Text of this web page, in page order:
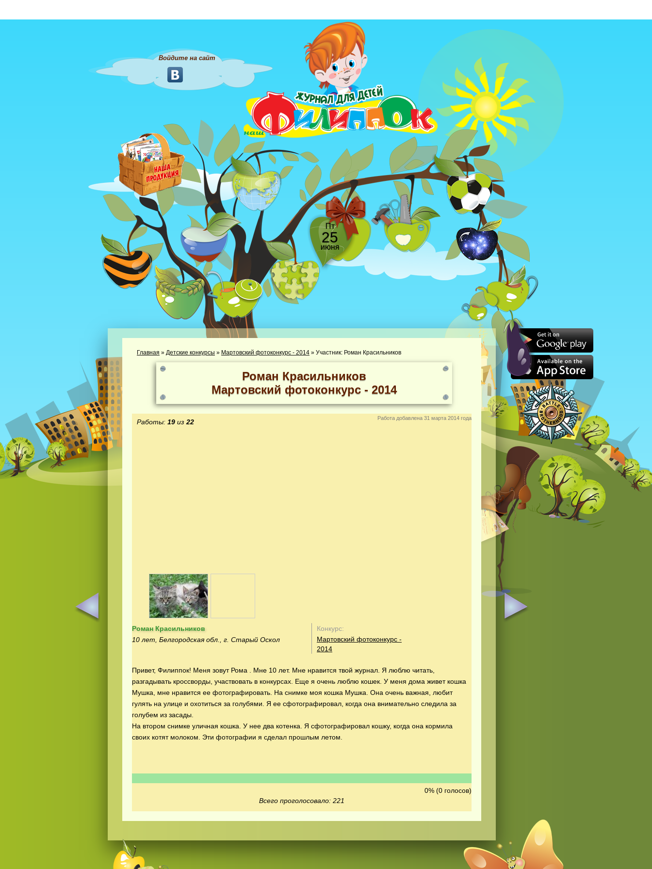
Войдите на сайт
Пт
25
июня
Главная » Детские конкурсы » Мартовский фотоконкурс - 2014 » Участник: Роман Красильников
Роман Красильников
Мартовский фотоконкурс - 2014
Работы: 19 из 22 Работа добавлена 31 марта 2014 года
Роман Красильников
10 лет, Белгородская обл., г. Старый Оскол
Конкурс:
Мартовский фотоконкурс -
2014
Привет, Филиппок! Меня зовут Рома . Мне 10 лет. Мне нравится твой журнал. Я люблю читать,
разгадывать кроссворды, участвовать в конкурсах. Еще я очень люблю кошек. У меня дома живет кошка
Мушка, мне нравится ее фотографировать. На снимке моя кошка Мушка. Она очень важная, любит
гулять на улице и охотиться за голубями. Я ее сфотографировал, когда она внимательно следила за
голубем из засады.
На втором снимке уличная кошка. У нее два котенка. Я сфотографировал кошку, когда она кормила
своих котят молоком. Эти фотографии я сделал прошлым летом.
0% (0 голосов)
Всего проголосовало: 221